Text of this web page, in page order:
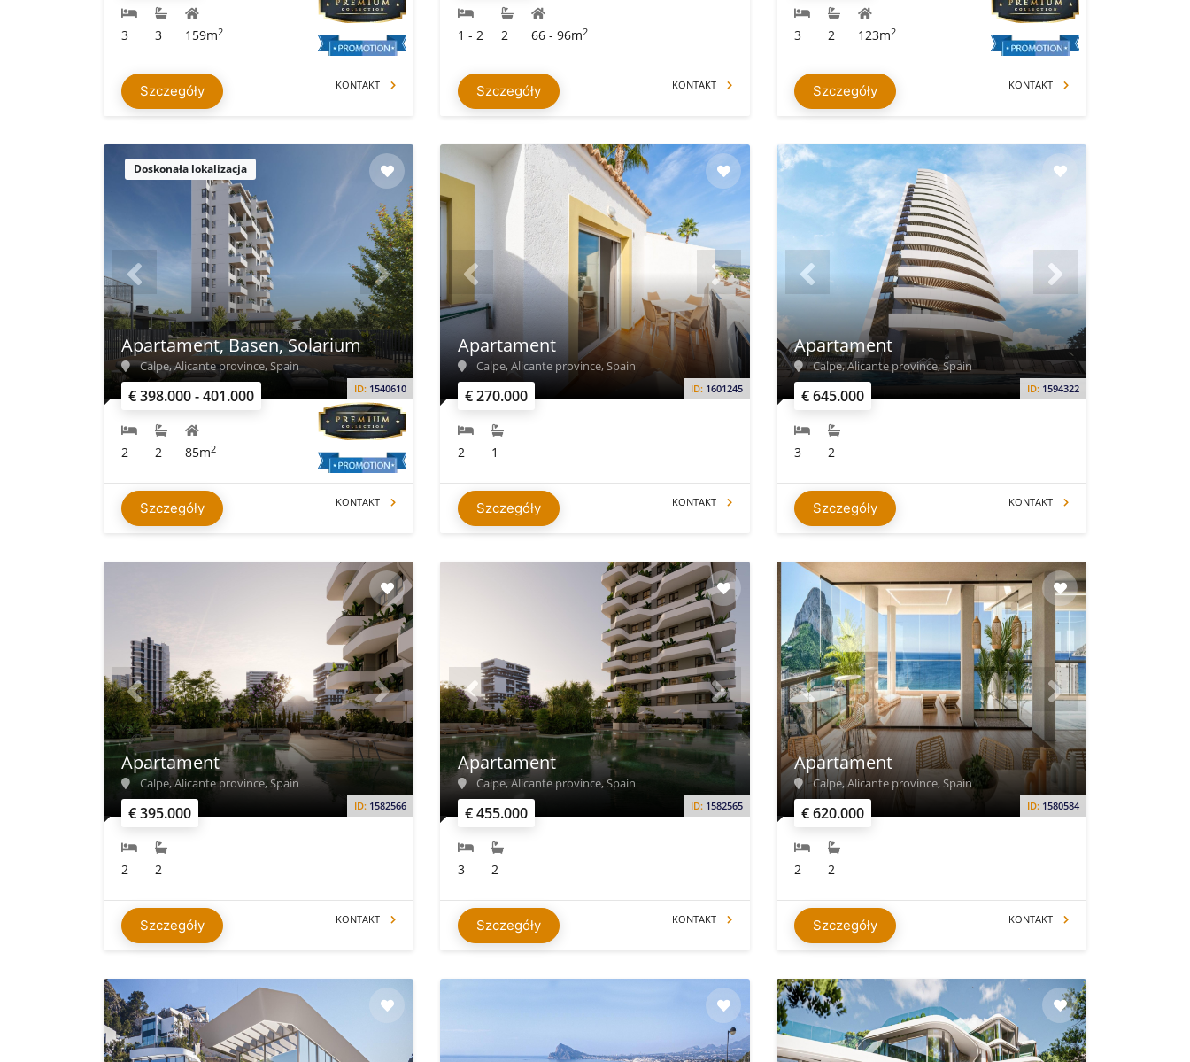
3 3 159m2
Szczegóły KONTAKT
1 - 2 2 66 - 96m2
Szczegóły KONTAKT
3 2 123m2
Szczegóły KONTAKT
Doskonała lokalizacja
€ 398.000 - 401.000 ID: 1540610
Apartament, Basen, Solarium
Calpe, Alicante province, Spain
2 2 85m2
Szczegóły KONTAKT
€ 270.000 ID: 1601245
Apartament
Calpe, Alicante province, Spain
2 1
Szczegóły KONTAKT
€ 645.000 ID: 1594322
Apartament
Calpe, Alicante province, Spain
3 2
Szczegóły KONTAKT
€ 395.000 ID: 1582566
Apartament
Calpe, Alicante province, Spain
2 2
Szczegóły KONTAKT
€ 455.000 ID: 1582565
Apartament
Calpe, Alicante province, Spain
3 2
Szczegóły KONTAKT
€ 620.000 ID: 1580584
Apartament
Calpe, Alicante province, Spain
2 2
Szczegóły KONTAKT